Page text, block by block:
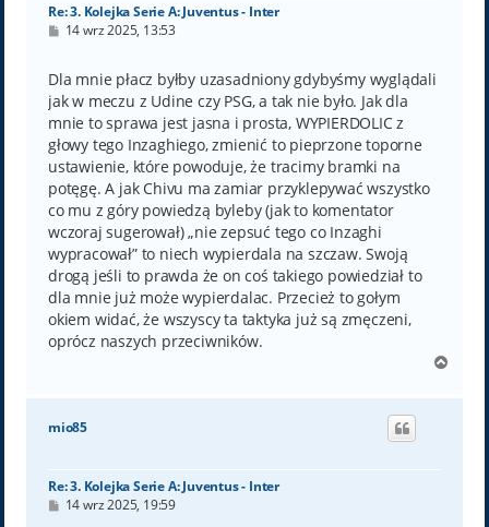
Re: 3. Kolejka Serie A: Juventus - Inter
P
t
14 wrz 2025, 13:53
Dla mnie płacz byłby uzasadniony gdybyśmy wyglądali
jak w meczu z Udine czy PSG, a tak nie było. Jak dla
mnie to sprawa jest jasna i prosta, WYPIERDOLIC z
głowy tego Inzaghiego, zmienić to pieprzone toporne
ustawienie, które powoduje, że tracimy bramki na
potęgę. A jak Chivu ma zamiar przyklepywać wszystko
co mu z góry powiedzą byleby (jak to komentator
wczoraj sugerował) „nie zepsuć tego co Inzaghi
wypracował” to niech wypierdala na szczaw. Swoją
drogą jeśli to prawda że on coś takiego powiedział to
dla mnie już może wypierdalac. Przecież to gołym
okiem widać, że wszyscy ta taktyka już są zmęczeni,
oprócz naszych przeciwników.
g
mio85
Re: 3. Kolejka Serie A: Juventus - Inter
P14 wrz 2025, 19:59